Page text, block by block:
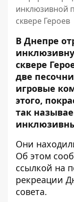
инклюзивной
сквере Героев
В Днепре
сквере
две
игровые
этого,
так
Они
Об этом
ссылкой на
рекреации
совета.